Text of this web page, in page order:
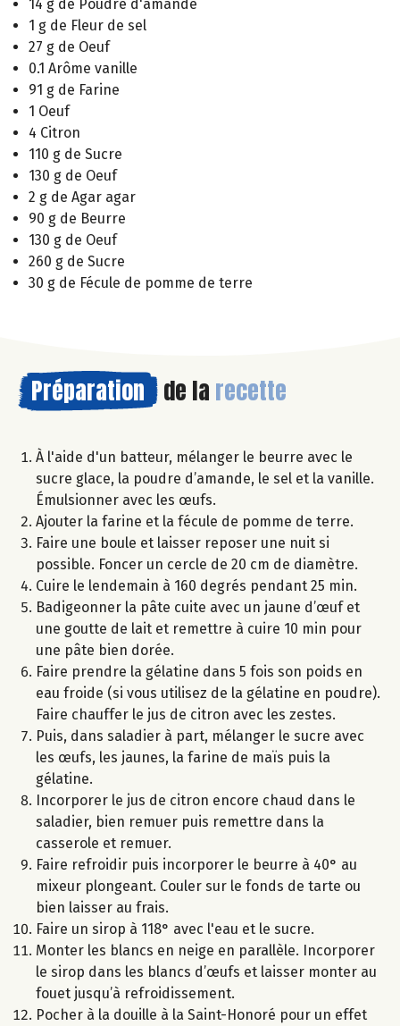
14 g de Poudre d'amande
1 g de Fleur de sel
27 g de Oeuf
0.1 Arôme vanille
91 g de Farine
1 Oeuf
4 Citron
110 g de Sucre
130 g de Oeuf
2 g de Agar agar
90 g de Beurre
130 g de Oeuf
260 g de Sucre
30 g de Fécule de pomme de terre
Préparation de la recette
À l'aide d'un batteur, mélanger le beurre avec le
sucre glace, la poudre d’amande, le sel et la vanille.
Émulsionner avec les œufs.
Ajouter la farine et la fécule de pomme de terre.
Faire une boule et laisser reposer une nuit si
possible. Foncer un cercle de 20 cm de diamètre.
Cuire le lendemain à 160 degrés pendant 25 min.
Badigeonner la pâte cuite avec un jaune d’œuf et
une goutte de lait et remettre à cuire 10 min pour
une pâte bien dorée.
Faire prendre la gélatine dans 5 fois son poids en
eau froide (si vous utilisez de la gélatine en poudre).
Faire chauffer le jus de citron avec les zestes.
Puis, dans saladier à part, mélanger le sucre avec
les œufs, les jaunes, la farine de maïs puis la
gélatine.
Incorporer le jus de citron encore chaud dans le
saladier, bien remuer puis remettre dans la
casserole et remuer.
Faire refroidir puis incorporer le beurre à 40° au
mixeur plongeant. Couler sur le fonds de tarte ou
bien laisser au frais.
Faire un sirop à 118° avec l'eau et le sucre.
Monter les blancs en neige en parallèle. Incorporer
le sirop dans les blancs d’œufs et laisser monter au
fouet jusqu’à refroidissement.
Pocher à la douille à la Saint-Honoré pour un effet